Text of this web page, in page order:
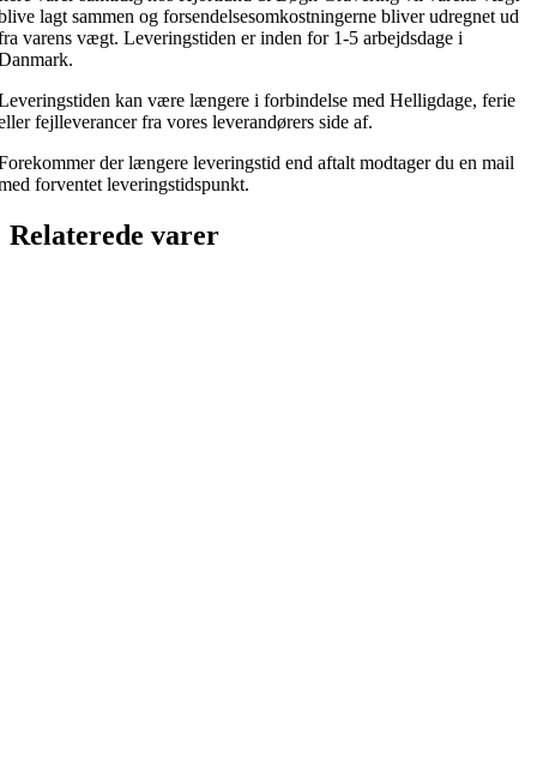
lagt sammen og forsendelsesomkostningerne bliver udregnet ud
varens vægt. Leveringstiden er inden for 1-5 arbejdsdage i
kan være længere i forbindelse med Helligdage, ferie
fejlleverancer fra vores leverandørers side af.
der længere leveringstid end aftalt modtager du en mail
forventet leveringstidspunkt.
Relaterede varer